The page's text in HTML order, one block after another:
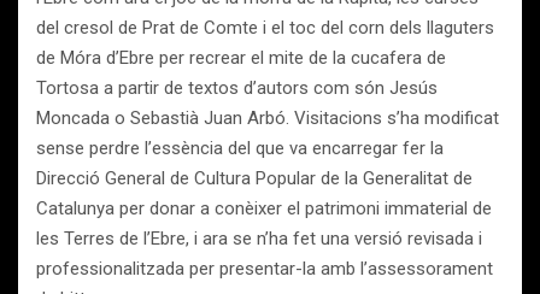
del cresol de Prat de Comte i el toc del corn dels llaguters
de Móra d’Ebre per recrear el mite de la cucafera de
Tortosa a partir de textos d’autors com són Jesús
Moncada o Sebastià Juan Arbó. Visitacions s’ha modificat
sense perdre l’essència del que va encarregar fer la
Direcció General de Cultura Popular de la Generalitat de
Catalunya per donar a conèixer el patrimoni immaterial de
les Terres de l’Ebre, i ara se n’ha fet una versió revisada i
professionalitzada per presentar-la amb l’assessorament